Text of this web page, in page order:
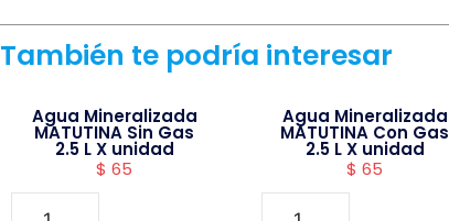
También te podría interesar
Agua Mineralizada
MATUTINA Sin Gas
2.5 L X unidad
$ 65
Agua Mineralizada
MATUTINA Con Gas
2.5 L X unidad
$ 65